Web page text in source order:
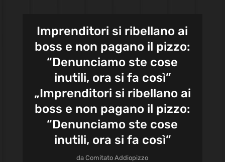
Imprenditori si ribellano ai
boss e non pagano il pizzo:
“Denunciamo ste cose
inutili, ora si fa così”
„Imprenditori si ribellano ai
boss e non pagano il pizzo:
“Denunciamo ste cose
inutili, ora si fa così”
daComitato Addiopizzo